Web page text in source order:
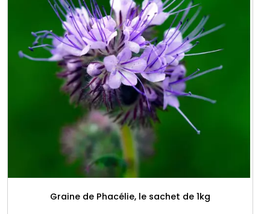
Graine de Phacélie, le sachet de 1kg